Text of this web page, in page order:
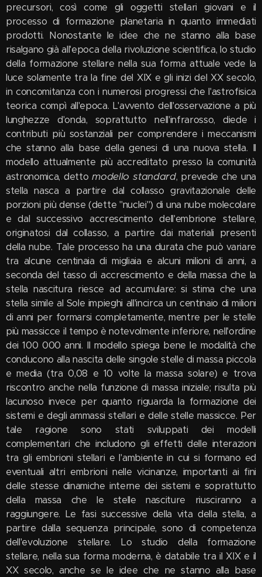
precursori, così come gli oggetti stellari giovani e il
processo di formazione planetaria in quanto immediati
prodotti. Nonostante le idee che ne stanno alla base
risalgano già all'epoca della rivoluzione scientifica, lo studio
della formazione stellare nella sua forma attuale vede la
luce solamente tra la fine del XIX e gli inizi del XX secolo,
in concomitanza con i numerosi progressi che l'astrofisica
teorica compì all'epoca. L'avvento dell'osservazione a più
lunghezze d'onda, soprattutto nell'infrarosso, diede i
contributi più sostanziali per comprendere i meccanismi
che stanno alla base della genesi di una nuova stella. Il
modello attualmente più accreditato presso la comunità
astronomica, dettomodello standard, prevede che una
stella nasca a partire dal collasso gravitazionale delle
porzioni più dense (dette "nuclei") di una nube molecolare
e dal successivo accrescimento dell'embrione stellare,
originatosi dal collasso, a partire dai materiali presenti
della nube. Tale processo ha una durata che può variare
tra alcune centinaia di migliaia e alcuni milioni di anni, a
seconda del tasso di accrescimento e della massa che la
stella nascitura riesce ad accumulare: si stima che una
stella simile al Sole impieghi all'incirca un centinaio di milioni
di anni per formarsi completamente, mentre per le stelle
più massicce il tempo è notevolmente inferiore, nell'ordine
dei 100 000 anni. Il modello spiega bene le modalità che
conducono alla nascita delle singole stelle di massa piccola
e media (tra 0,08 e 10 volte la massa solare) e trova
riscontro anche nella funzione di massa iniziale; risulta più
lacunoso invece per quanto riguarda la formazione dei
sistemi e degli ammassi stellari e delle stelle massicce. Per
tale ragione sono stati sviluppati dei modelli
complementari che includono gli effetti delle interazioni
tra gli embrioni stellari e l'ambiente in cui si formano ed
eventuali altri embrioni nelle vicinanze, importanti ai fini
delle stesse dinamiche interne dei sistemi e soprattutto
della massa che le stelle nasciture riusciranno a
raggiungere. Le fasi successive della vita della stella, a
partire dalla sequenza principale, sono di competenza
dell'evoluzione stellare. Lo studio della formazione
stellare, nella sua forma moderna, è databile tra il XIX e il
XX secolo, anche se le idee che ne stanno alla base